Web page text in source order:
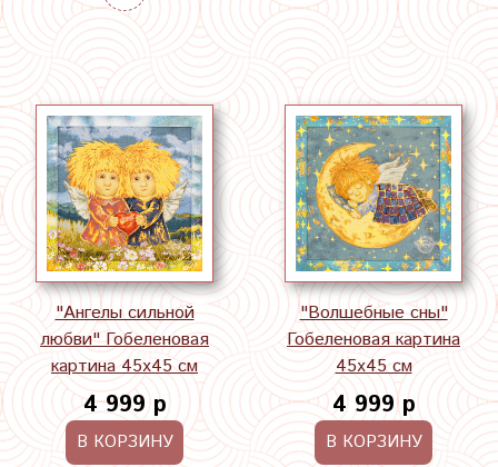
"Ангелы сильной
любви" Гобеленовая
картина 45х45 см
4 999 р
В КОРЗИНУ
"Волшебные сны"
Гобеленовая картина
45х45 см
4 999 р
В КОРЗИНУ